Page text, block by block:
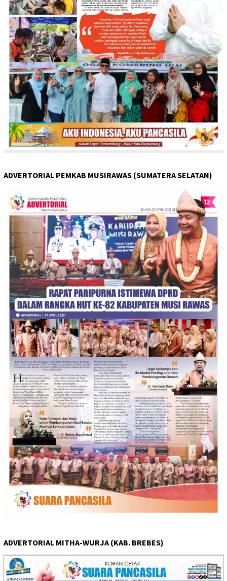
ADVERTORIAL PEMKAB MUSIRAWAS (SUMATERA SELATAN)
ADVERTORIAL MITHA-WURJA (KAB. BREBES)